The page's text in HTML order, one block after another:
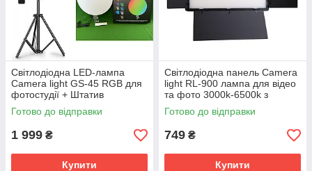
Світлодіодна LED-лампа
Camera light GS-45 RGB для
фотостудії + Штатив
Готово до відправки
1 999 ₴
Купити
Світлодіодна панель Camera
light RL-900 лампа для відео
та фото 3000k-6500k з
пультом ДК
Готово до відправки
749 ₴
Купити